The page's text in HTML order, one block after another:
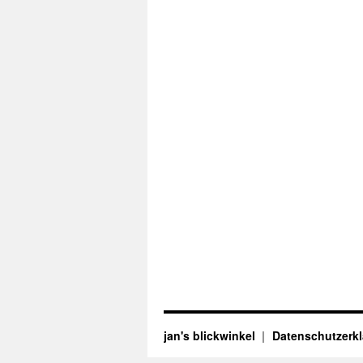
jan's blickwinkel